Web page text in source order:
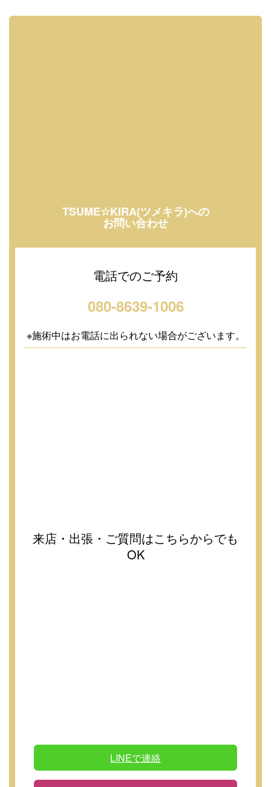
TSUME☆KIRA(ツメキラ)への
お問い合わせ
電話でのご予約
080-8639-1006
※施術中はお電話に出られない場合がございます。
来店・出張・ご質問はこちらからでも
OK
LINEで連絡